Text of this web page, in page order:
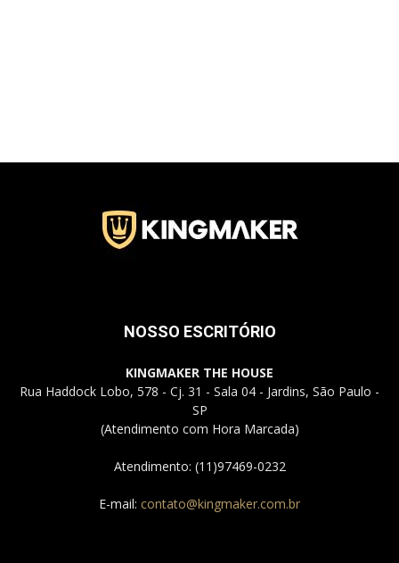
NOSSO ESCRITÓRIO
KINGMAKER THE HOUSE
Rua Haddock Lobo, 578 - Cj. 31 - Sala 04 - Jardins, São Paulo -
SP
(Atendimento com Hora Marcada)
Atendimento: (11)97469-0232
E-mail: contato@kingmaker.com.br